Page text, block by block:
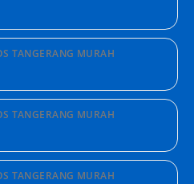
TANGERANG MURAH
TANGERANG MURAH
TANGERANG MURAH